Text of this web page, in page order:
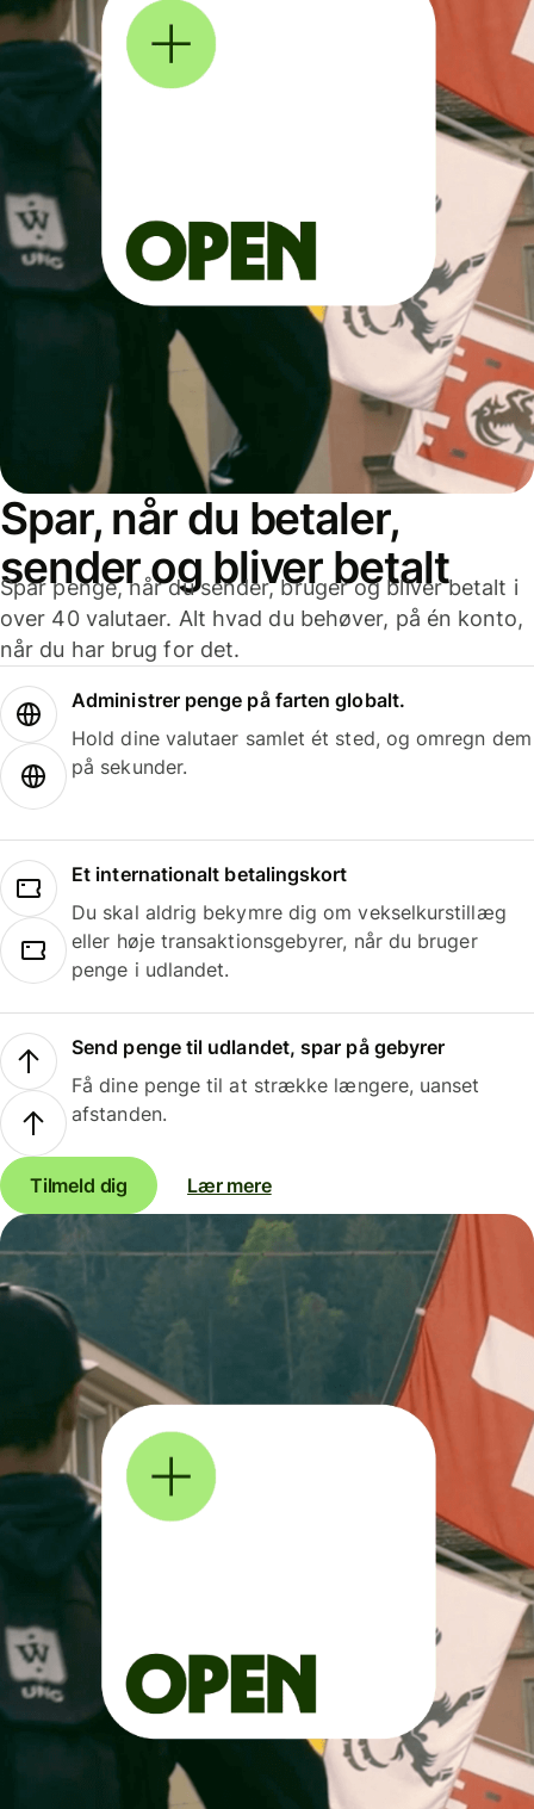
Spar, når du betaler,
sender og bliver betalt
Spar penge, når du sender, bruger og bliver betalt i
over 40 valutaer. Alt hvad du behøver, på én konto,
når du har brug for det.
Administrer penge på farten globalt.
Hold dine valutaer samlet ét sted, og omregn dem
på sekunder.
Et internationalt betalingskort
Du skal aldrig bekymre dig om vekselkurstillæg
eller høje transaktionsgebyrer, når du bruger
penge i udlandet.
Send penge til udlandet, spar på gebyrer
Få dine penge til at strække længere, uanset
afstanden.
Tilmeld dig Lær mere